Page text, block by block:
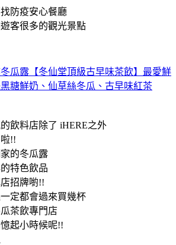
防疫安心餐廳
客很多的觀光景點
瓜露【冬仙堂頂級古早味茶飲】最愛鮮
糖鮮奶、仙草絲冬瓜、古早味紅茶
飲料店除了 iHERE之外
!!
的冬瓜露
特色飲品
招牌喲!!
定都會過來買幾杯
茶飲專門店
起小時候呢!!